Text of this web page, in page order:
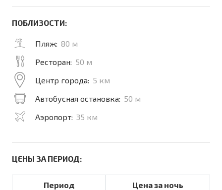
ПОБЛИЗОСТИ:
Пляж: 80 м
Ресторан: 50 м
Центр города: 5 км
Автобусная остановка: 50 м
Аэропорт: 35 км
ЦЕНЫ ЗА ПЕРИОД:
Период Цена за ночь